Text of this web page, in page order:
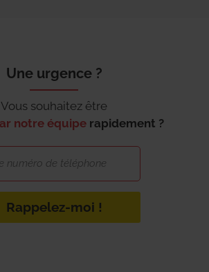
Une urgence ?
Vous souhaitez être
notre équipe rapidement ?
Rappelez-moi !